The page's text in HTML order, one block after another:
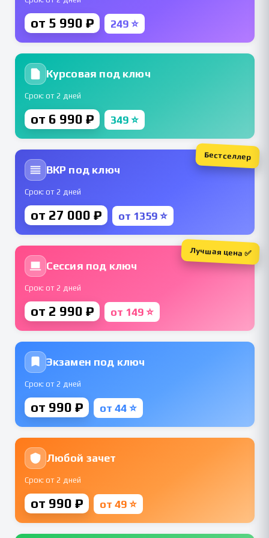
от 5 990 ₽ 249 ⭐
Курсовая под ключ
Срок: от 2 дней
от 6 990 ₽ 349 ⭐
ВКР под ключ
Срок: от 2 дней
от 27 000 ₽ от 1359 ⭐
Бестселлер
Сессия под ключ
Срок: от 2 дней
от 2 990 ₽ от 149 ⭐
Лучшая цена ✅
Экзамен под ключ
Срок: от 2 дней
от 990 ₽ от 44 ⭐
Любой зачет
Срок: от 2 дней
от 990 ₽ от 49 ⭐